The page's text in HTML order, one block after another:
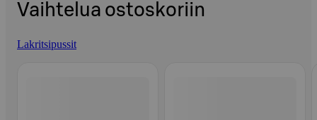
Vaihtelua ostoskoriin
Lakritsipussit